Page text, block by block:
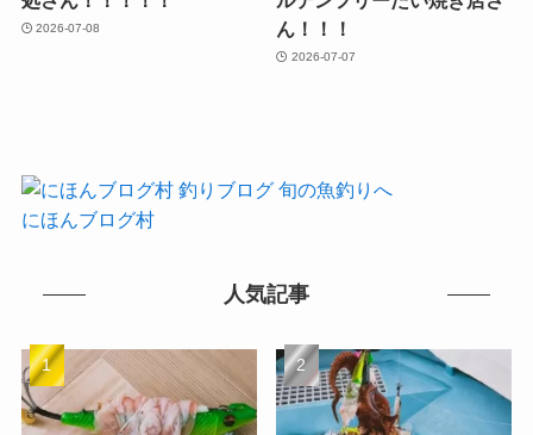
2026-07-08
ん！！！
2026-07-07
にほんブログ村
人気記事